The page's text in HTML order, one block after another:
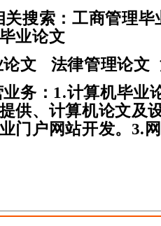
关搜索：工商管理
业论文
论文 法律管理论文
务：1.计算机毕业
供、计算机论文及
门户网站开发。3.